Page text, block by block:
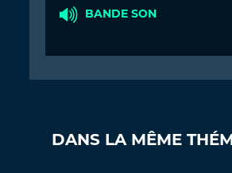
BANDE SON
DANS LA MÊME